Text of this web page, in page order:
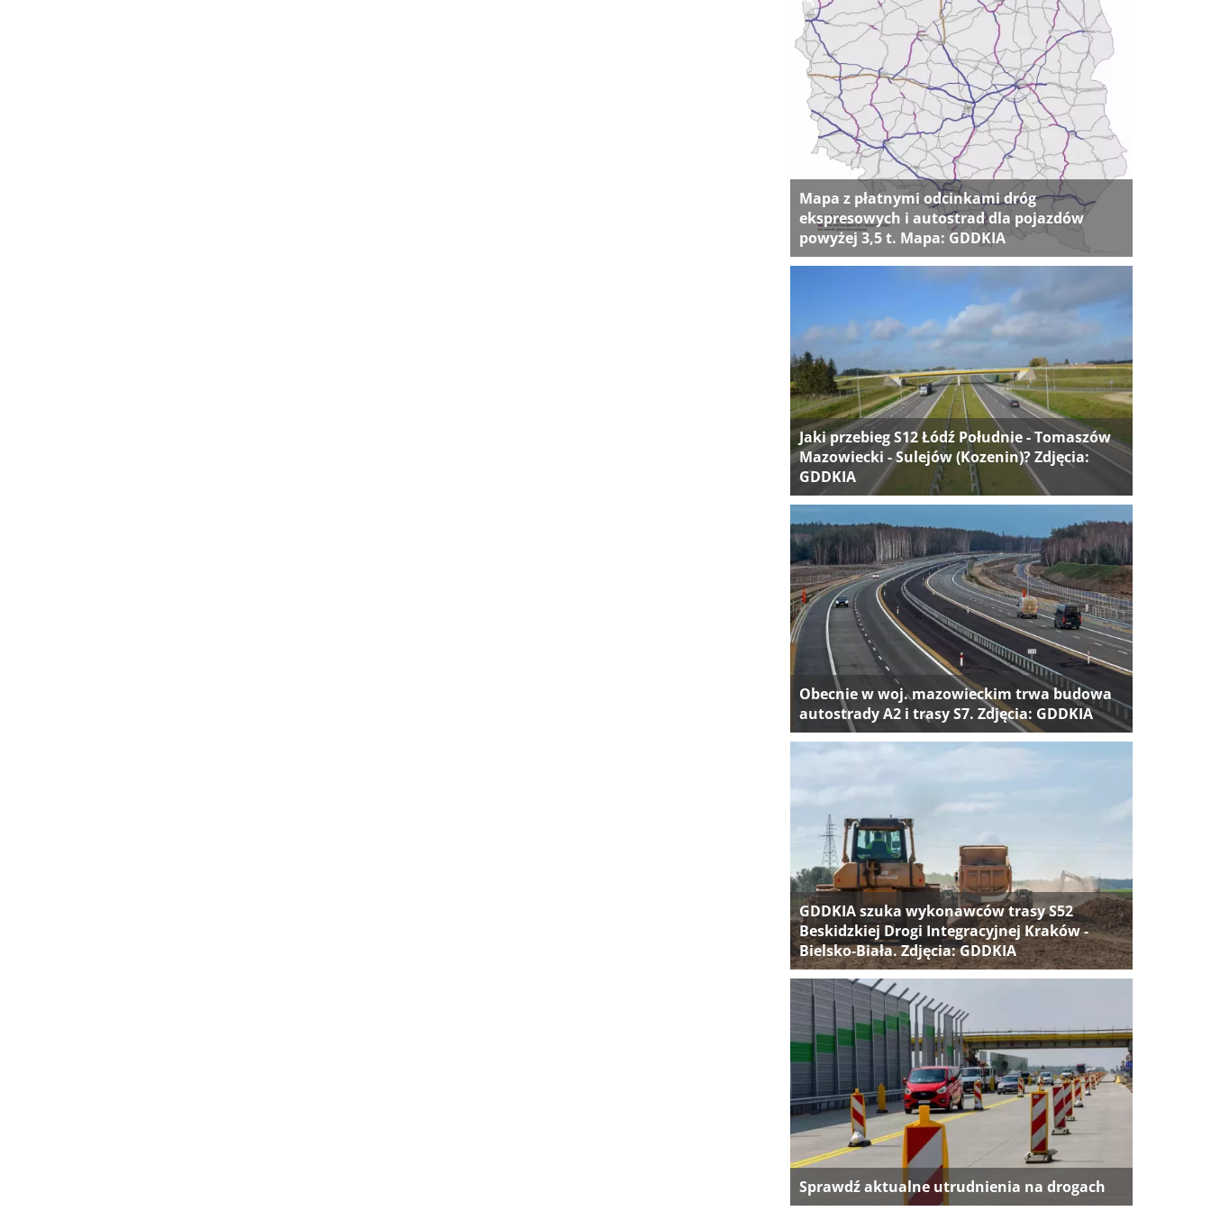
Mapa z płatnymi odcinkami dróg
ekspresowych i autostrad dla pojazdów
powyżej 3,5 t. Mapa: GDDKIA
Jaki przebieg S12 Łódź Południe - Tomaszów
Mazowiecki - Sulejów (Kozenin)? Zdjęcia:
GDDKIA
Obecnie w woj. mazowieckim trwa budowa
autostrady A2 i trasy S7. Zdjęcia: GDDKIA
GDDKIA szuka wykonawców trasy S52
Beskidzkiej Drogi Integracyjnej Kraków -
Bielsko-Biała. Zdjęcia: GDDKIA
Sprawdź aktualne utrudnienia na drogach